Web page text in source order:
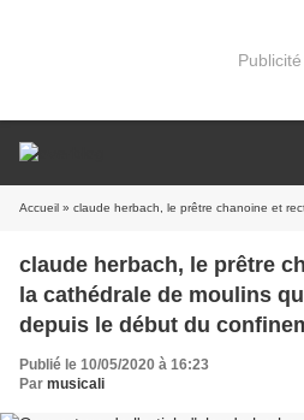
Publicité
Accueil » claude herbach, le prêtre chanoine et recteur de la cathédrale de moulins
claude herbach, le prêtre
la cathédrale de moulins
depuis le début du
Publié le 10/05/2020 à 16:23
Par musicali